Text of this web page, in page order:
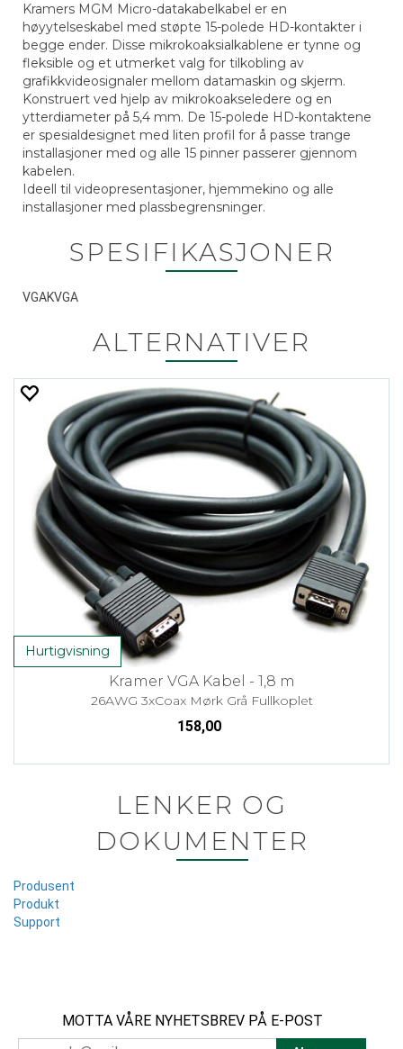
Kramers MGM Micro-datakabelkabel er en
høyytelseskabel med støpte 15-polede HD-kontakter i
begge ender. Disse mikrokoaksialkablene er tynne og
fleksible og et utmerket valg for tilkobling av
grafikkvideosignaler mellom datamaskin og skjerm.
Konstruert ved hjelp av mikrokoakseledere og en
ytterdiameter på 5,4 mm. De 15-polede HD-kontaktene
er spesialdesignet med liten profil for å passe trange
installasjoner med og alle 15 pinner passerer gjennom
kabelen.
Ideell til videopresentasjoner, hjemmekino og alle
installasjoner med plassbegrensninger.
SPESIFIKASJONER
VGAKVGA
ALTERNATIVER
Hurtigvisning
Kramer VGA Kabel - 1,8 m
26AWG 3xCoax Mørk Grå Fullkoplet
158,00
LENKER OG
DOKUMENTER
Produsent
Produkt
Support
MOTTA VÅRE NYHETSBREV PÅ E-POST